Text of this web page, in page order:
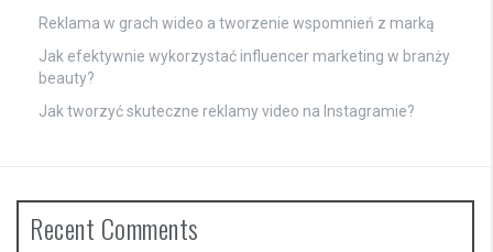
Reklama w grach wideo a tworzenie wspomnień z marką
Jak efektywnie wykorzystać influencer marketing w branży
beauty?
Jak tworzyć skuteczne reklamy video na Instagramie?
Recent Comments